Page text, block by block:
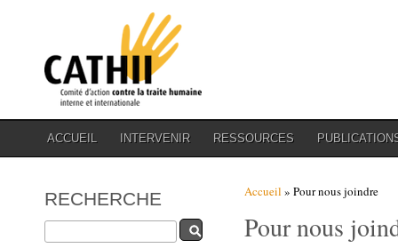
ACCUEIL INTERVENIR RESSOURCES
RECHERCHE
Rechercher
Vous êtes ici
Accueil » Pour nous joindre
Pour nous